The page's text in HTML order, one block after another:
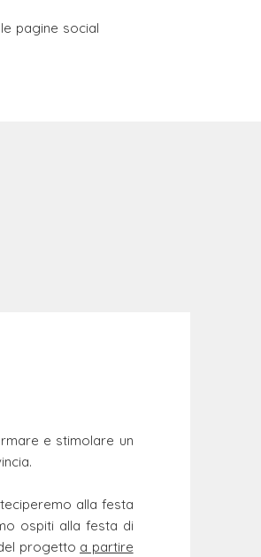
pagine social
e stimolare un
alla festa
ospiti alla festa di
progetto a partire